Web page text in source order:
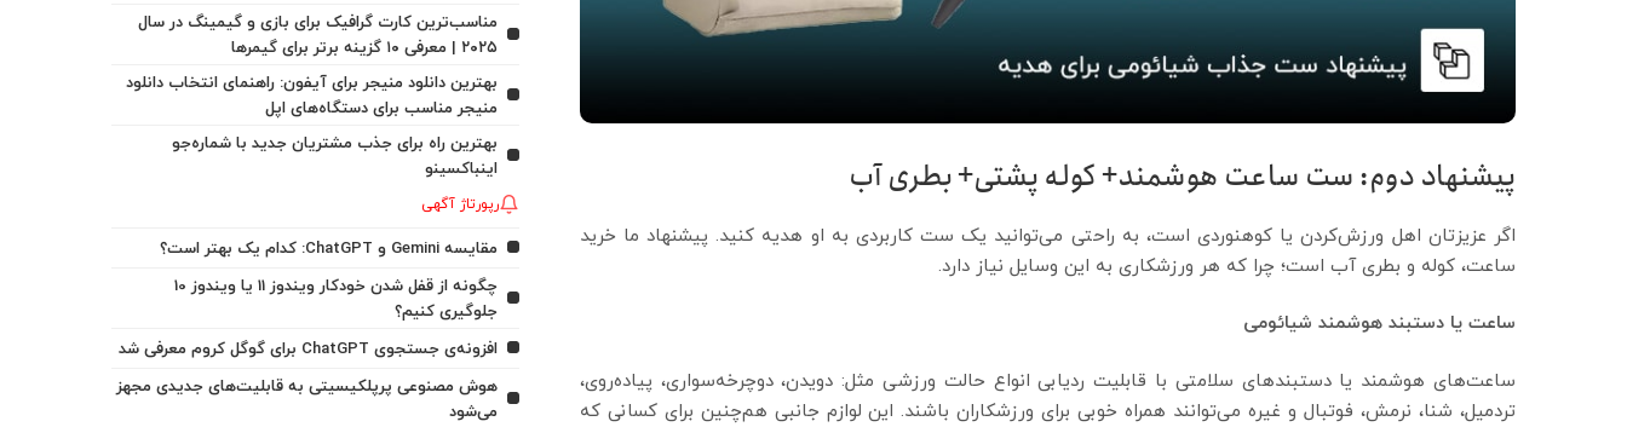
پیشنهاد دوم: ست ساعت هوشمند+ کوله پشتی+ بطری آب
اگر عزیزتان اهل ورزش‌کردن یا کوهنوردی است، به راحتی می‌توانید یک ست کاربردی به او هدیه کنید. پیشنهاد ما خرید
ساعت، کوله و بطری آب است؛ چرا که هر ورزشکاری به این وسایل نیاز دارد.
ساعت یا دستبند هوشمند شیائومی
ساعت‌های هوشمند یا دستبندهای سلامتی با قابلیت ردیابی انواع حالت ورزشی مثل: دویدن، دوچرخه‌سواری، پیاده‌روی،
تردمیل، شنا، نرمش، فوتبال و غیره می‌توانند همراه خوبی برای ورزشکاران باشند. این لوازم جانبی هم‌چنین برای کسانی که
مناسب‌ترین کارت گرافیک برای بازی و گیمینگ در سال
۲۰۲۵ | معرفی ۱۰ گزینه برتر برای گیمرها
بهترین دانلود منیجر برای آیفون: راهنمای انتخاب دانلود
منیجر مناسب برای دستگاه‌های اپل
بهترین راه برای جذب مشتریان جدید با شماره‌جو
اینباکسینو
رپورتاژ آگهی
مقایسه Gemini و ChatGPT: کدام یک بهتر است؟
چگونه از قفل شدن خودکار ویندوز 11 یا ویندوز 10
جلوگیری کنیم؟
افزونه‌ی جستجوی ChatGPT برای گوگل کروم معرفی شد
هوش مصنوعی پرپلکیسیتی به قابلیت‌های جدیدی مجهز
می‌شود